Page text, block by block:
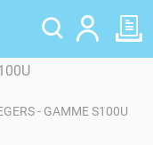
- GAMME S100U